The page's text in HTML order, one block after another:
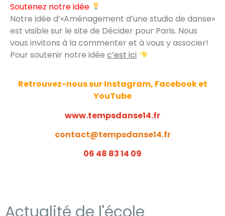
Soutenez notre idée
Notre idée d’«Aménagement d’une studio de danse»
est visible sur le site de Décider pour Paris. Nous
vous invitons à la commenter et à vous y associer!
Pour soutenir notre idée c’est ici
Retrouvez-nous sur Instagram, Facebook et
YouTube
www.tempsdanse14.fr
contact@tempsdanse14.fr
‭06 48 83 14 09‬